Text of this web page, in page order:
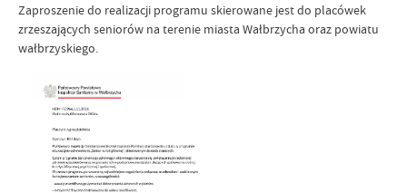
Zaproszenie do realizacji programu skierowane jest do placówek
zrzeszających seniorów na terenie miasta Wałbrzycha oraz powiatu
wałbrzyskiego.